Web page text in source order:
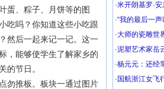
·米开朗基罗·
·“我的最后一
·大师的瓷雕世
·泥塑艺术家岳
·杨元元：还经
· 国航浙江女飞
蛋、粽子、月饼等的图
吃吗？你知道这些小吃跟
然后一起来记一记。这一
，能够使学生了解家乡的
的节日。
推板。板块一通过图片